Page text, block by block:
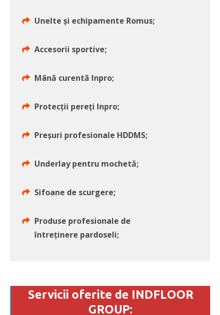
Unelte și echipamente Romus;
Accesorii sportive;
Mână curentă Inpro;
Protecții pereți Inpro;
Preșuri profesionale HDDMS;
Underlay pentru mochetă;
Sifoane de scurgere;
Produse profesionale de
întreținere pardoseli;
Servicii oferite de INDFLOOR
GROUP: